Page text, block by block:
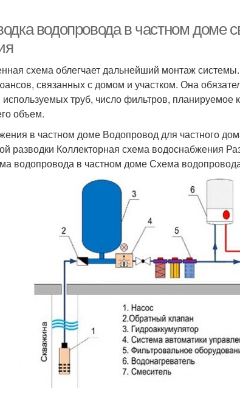
водопровода в частном доме
схема облегчает дальнейший монтаж
связанных с домом и участком. Она
труб, число фильтров, планируемое
объем.
в частном доме Водопровод для частного
разводки Коллекторная схема водоснабжения
водопровода в частном доме Схема